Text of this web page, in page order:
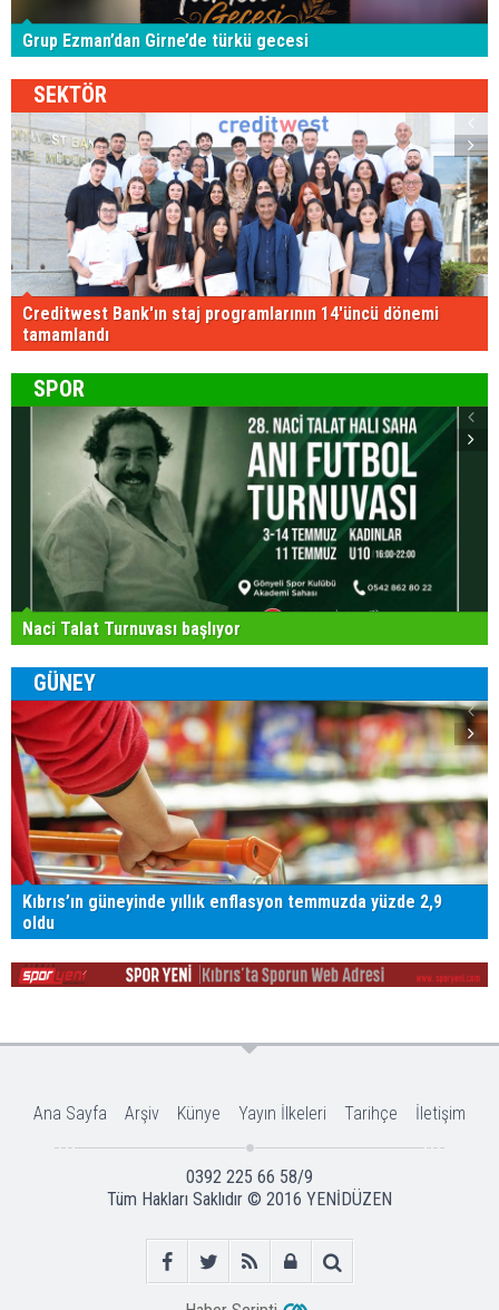
Grup Ezman’dan Girne’de türkü gecesi
SEKTÖR
Creditwest Bank'ın staj programlarının 14'üncü dönemi
tamamlandı
SPOR
Naci Talat Turnuvası başlıyor
GÜNEY
Kıbrıs’ın güneyinde yıllık enflasyon temmuzda yüzde 2,9
oldu
Ana Sayfa Arşiv Künye Yayın İlkeleri Tarihçe İletişim
0392 225 66 58/9
Tüm Hakları Saklıdır © 2016 YENİDÜZEN